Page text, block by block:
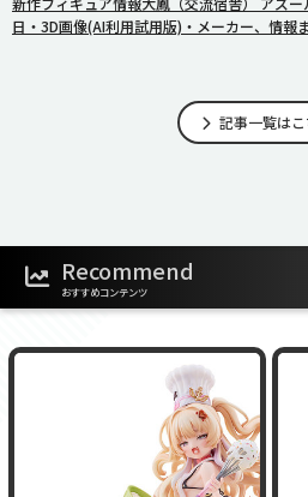
日・3D画像(AI利用試用版)・メーカー、情報
記事一覧は
Recommend
おすすめコンテンツ